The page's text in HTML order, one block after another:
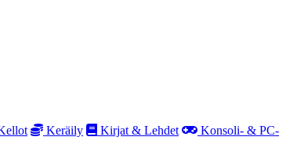
Keräily Kirjat & Lehdet
Konsoli- & PC-